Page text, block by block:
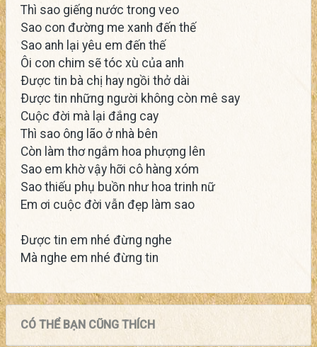
Thì sao giếng nước trong veo
Sao con đường me xanh đến thế
Sao anh lại yêu em đến thế
Ôi con chim sẽ tóc xù của anh
Ðược tin bà chị hay ngồi thở dài
Ðược tin những người không còn mê say
Cuộc đời mà lại đắng cay
Thì sao ông lão ở nhà bên
Còn làm thơ ngắm hoa phượng lên
Sao em khờ vậy hỡi cô hàng xóm
Sao thiếu phụ buồn như hoa trinh nữ
Em ơi cuộc đời vẫn đẹp làm sao
Ðược tin em nhé đừng nghe
Mà nghe em nhé đừng tin
CÓ THỂ BẠN CŨNG THÍCH